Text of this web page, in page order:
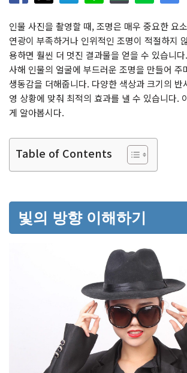
인물 사진을 촬영할 때, 조명은 매우 중요한 요
연광이 부족하거나 인위적인 조명이 적절하지
용하면 훨씬 더 멋진 결과물을 얻을 수 있습니
사해 인물의 얼굴에 부드러운 조명을 만들어 주
생동감을 더해줍니다. 다양한 색상과 크기의 반
영 상황에 맞춰 최적의 효과를 낼 수 있습니다.
게 알아봅시다.
Table of Contents
빛의 방향 이해하기